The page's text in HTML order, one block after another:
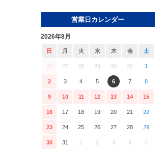
営業日カレンダー
2026年8月
日 月 火 水 木 金 土
26 27 28 29 30 31 1
2 3 4 5 6 7 8
9 10 11 12 13 14 15
16 17 18 19 20 21 22
23 24 25 26 27 28 29
30 31 1 2 3 4 5